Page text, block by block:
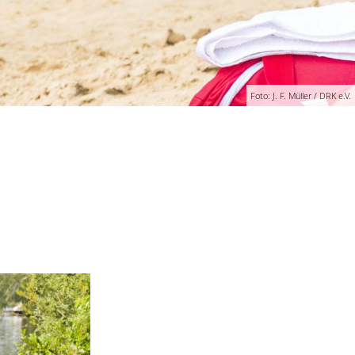
Foto: J. F. Müller / DRK e.V.